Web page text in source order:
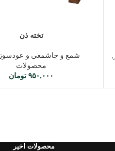
,
افزودن به سبد خریدتخته ذن
شمع و جاشمعی و عودسوز
محصولات
۹۵۰,۰۰۰ تومان
محصولات اخیر